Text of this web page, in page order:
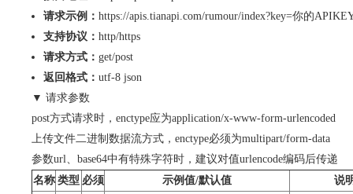
请求示例： https://apis.tianapi.com/rumour/index?key=你的
支持协议： http/https
请求方式： get/post
返回格式： utf-8 json
▼ 请求参数
post方式请求时，enctype应为application/x-www-form-urlencoded
上传文件二进制数据流方式，enctype必须为multipart/form-data
参数url、base64中有特殊字符时，建议对值urlencode编码后传递
名称 类型 必须 示例值/默认值
说